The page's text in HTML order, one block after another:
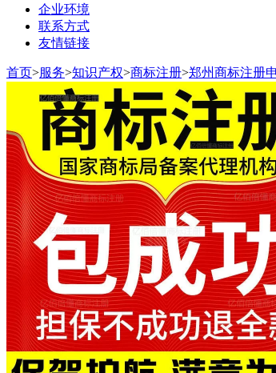
企业环境
联系方式
友情链接
首页>服务>知识产权>商标注册>郑州商标注册